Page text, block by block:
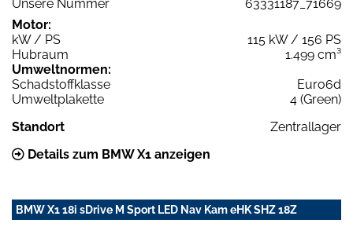
Unsere Nummer
63331187_71669
Motor:
kW / PS
115 kW / 156 PS
Hubraum
1.499 cm³
Umweltnormen:
Schadstoffklasse
Euro6d
Umweltplakette
4 (Green)
Standort
Zentrallager
Details zum BMW X1 anzeigen
BMW X1 18i sDrive M Sport LED Nav Kam eHK SHZ 18Z